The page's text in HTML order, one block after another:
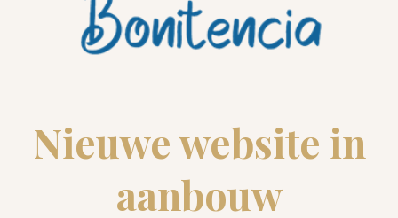
Nieuwe website in
aanbouw